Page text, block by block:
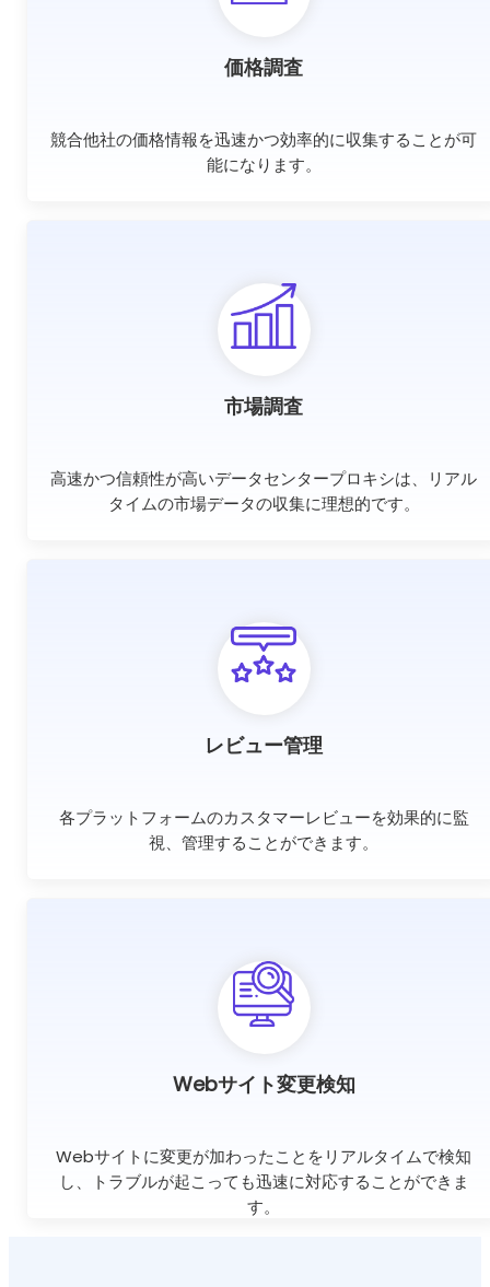
価格調査
競合他社の価格情報を迅速かつ効率的に収集することが可
能になります。
市場調査
高速かつ信頼性が高いデータセンタープロキシは、リアル
タイムの市場データの収集に理想的です。
レビュー管理
各プラットフォームのカスタマーレビューを効果的に監
視、管理することができます。
Webサイト変更検知
Webサイトに変更が加わったことをリアルタイムで検知
し、トラブルが起こっても迅速に対応することができま
す。